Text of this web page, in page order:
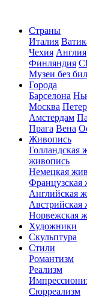
Страны
Италия
Чехия Англия
Финляндия
Музеи без
Города
Барселона
Москва
Амстердам
Прага Вена
Живопись
Голландская
живопись
Немецкая
Французская
Английская
Австрийская
Норвежская
Художники
Скульптура
Стили
Романтизм
Реализм
Сюрреализм